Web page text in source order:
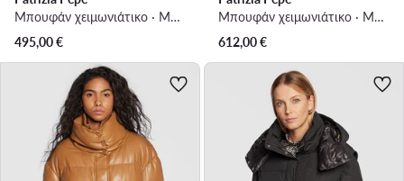
Μπουφάν χειμωνιάτικο · Μωβ
495,00€
Μπουφάν χειμωνιάτικο · Μαύρο
612,00€